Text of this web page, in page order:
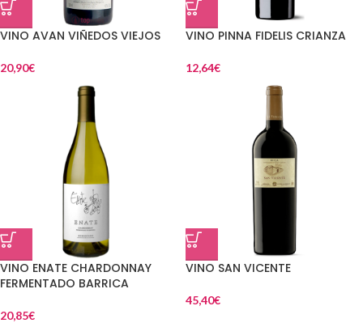
VINO AVAN VIÑEDOS VIEJOS
20,90€
VINO PINNA FIDELIS CRIANZA
12,64€
VINO ENATE CHARDONNAY
FERMENTADO BARRICA
20,85€
VINO SAN VICENTE
45,40€